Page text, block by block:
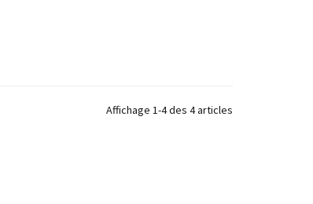
Affichage 1-4 des 4 articles